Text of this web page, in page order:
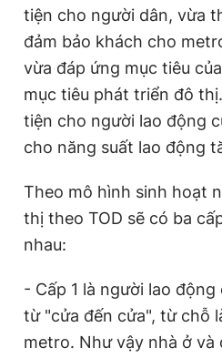
tiện cho người dân, vừa
đảm bảo khách cho
vừa đáp ứng mục tiêu
mục tiêu phát triển đô
tiện cho người lao động
cho năng suất lao động
Theo mô hình sinh hoạt
thị theo TOD sẽ có ba
nhau:
- Cấp 1 là người lao
từ "cửa đến cửa", từ chỗ
metro. Như vậy nhà ở và